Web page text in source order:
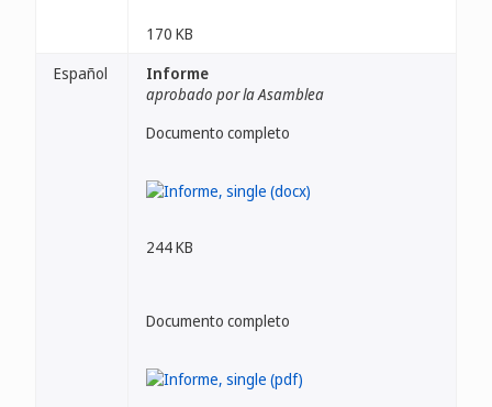
170 KB
Español
Informe
aprobado por la Asamblea
Documento completo
244 KB
Documento completo